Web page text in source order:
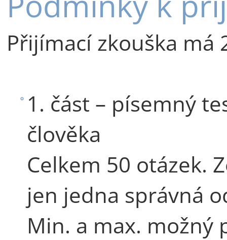
Přijímací zkouška má
1. část – písemný
člověka
Celkem 50 otázek.
jen jedna správná
Min. a max. možný